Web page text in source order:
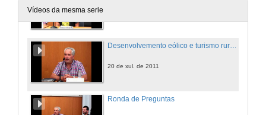
Vídeos da mesma serie
Desenvolvemento eólico e turismo rural: O Caso de Foilebar
20 de xul. de 2011
Ronda de Preguntas